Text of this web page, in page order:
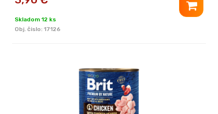
Skladom 12 ks
Obj. čislo: 17126